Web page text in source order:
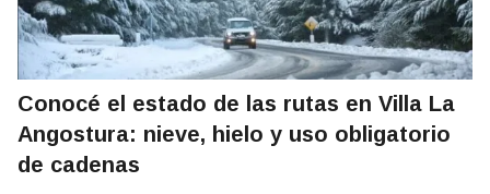
Conocé el estado de las rutas en Villa La
Angostura: nieve, hielo y uso obligatorio
de cadenas